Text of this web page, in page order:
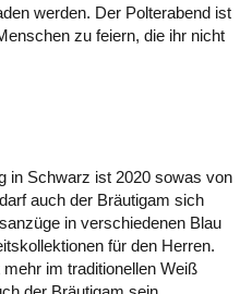
werden. Der Polterabend ist
zu feiern, die ihr nicht
in Schwarz ist 2020 sowas von
auch der Bräutigam sich
in verschiedenen Blau
für den Herren.
im traditionellen Weiß